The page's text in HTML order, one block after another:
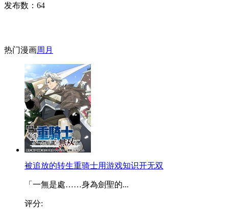
发布数： 64
热门漫画周 月
被追放的转生重骑士用游戏知识开无双
「一無是處……身為劍聖的...
评分: